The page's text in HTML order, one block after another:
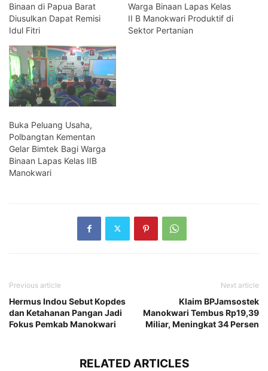
Binaan di Papua Barat
Diusulkan Dapat Remisi
Idul Fitri
Warga Binaan Lapas Kelas
II B Manokwari Produktif di
Sektor Pertanian
Buka Peluang Usaha,
Polbangtan Kementan
Gelar Bimtek Bagi Warga
Binaan Lapas Kelas IIB
Manokwari
Previous article
Hermus Indou Sebut Kopdes
dan Ketahanan Pangan Jadi
Fokus Pemkab Manokwari
Next article
Klaim BPJamsostek
Manokwari Tembus Rp19,39
Miliar, Meningkat 34 Persen
RELATED ARTICLES